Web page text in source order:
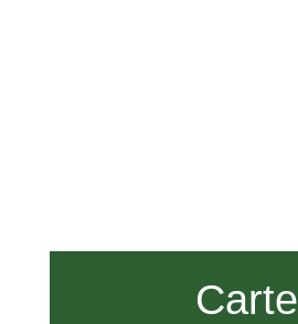
Carte